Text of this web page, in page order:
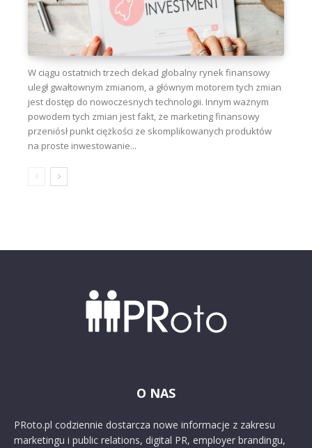
W ciągu ostatnich trzech dekad globalny rynek finansowy
uległ gwałtownym zmianom, a głównym motorem tych zmian
jest dostęp do nowoczesnych technologii. Innym ważnym
powodem tych zmian jest fakt, że marketing finansowy
przeniósł punkt ciężkości ze skomplikowanych produktów
na proste inwestowanie...
O NAS
PRoto.pl codziennie dostarcza nowe informacje z zakresu
marketingu i public relations, digital PR, employer brandingu,